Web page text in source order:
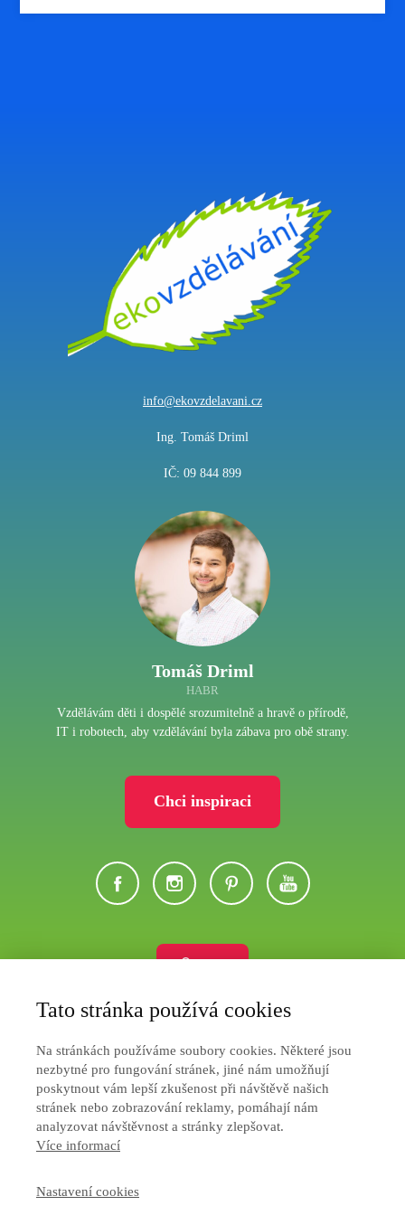
info@ekovzdelavani.cz
Ing. Tomáš Driml
IČ: 09 844 899
Tomáš Driml
HABR
Vzdělávám děti i dospělé srozumitelně a hravě o přírodě,
IT i robotech, aby vzdělávání byla zábava pro obě strany.
Chci inspiraci
Jak nakupovat
Obchodní podmínky
Tato stránka používá cookies
Na stránkách používáme soubory cookies. Některé jsou
nezbytné pro fungování stránek, jiné nám umožňují
poskytnout vám lepší zkušenost při návštěvě našich
stránek nebo zobrazování reklamy, pomáhají nám
analyzovat návštěvnost a stránky zlepšovat.
Více informací
Nastavení cookies